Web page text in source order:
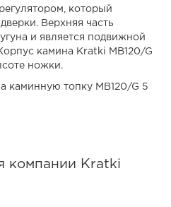
который
Верхняя часть
и является подвижной
камина Kratki MB120/G
ножки.
каминную топку MB120/G 5
компании Kratki